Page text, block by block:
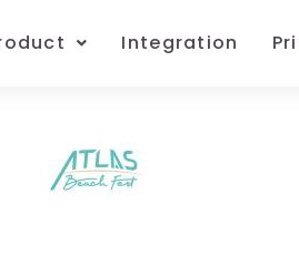
Integration